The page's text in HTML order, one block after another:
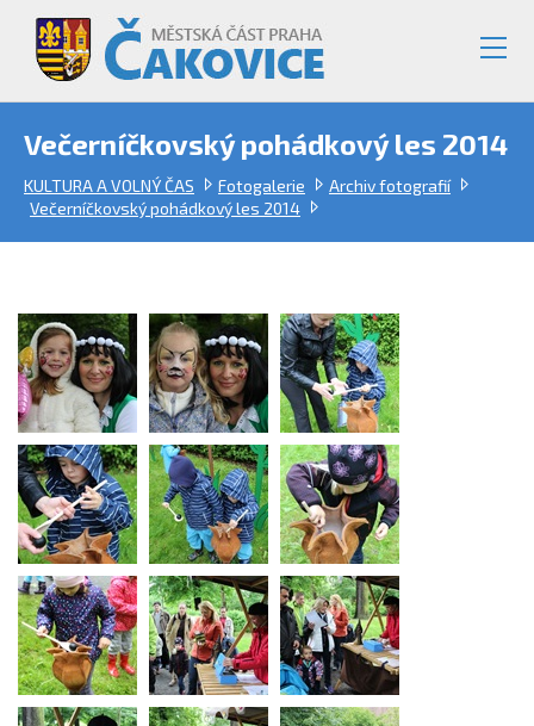
Večerníčkovský pohádkový les 2014
KULTURA A VOLNÝ ČAS Fotogalerie
Archiv fotografií
Večerníčkovský pohádkový les 2014